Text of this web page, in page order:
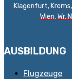
Klagenfurt, Krems,
Wien,Wr.
AUSBILDUNG
Flugzeuge